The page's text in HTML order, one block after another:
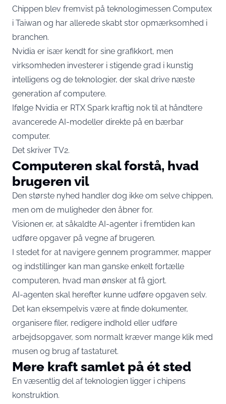
Chippen blev fremvist på teknologimessen Computex
i Taiwan og har allerede skabt stor opmærksomhed i
branchen.
Nvidia er især kendt for sine grafikkort, men
virksomheden investerer i stigende grad i kunstig
intelligens og de teknologier, der skal drive næste
generation af computere.
Ifølge Nvidia er RTX Spark kraftig nok til at håndtere
avancerede AI-modeller direkte på en bærbar
computer.
Det skriver TV2.
Computeren skal forstå, hvad
brugeren vil
Den største nyhed handler dog ikke om selve chippen,
men om de muligheder den åbner for.
Visionen er, at såkaldte AI-agenter i fremtiden kan
udføre opgaver på vegne af brugeren.
I stedet for at navigere gennem programmer, mapper
og indstillinger kan man ganske enkelt fortælle
computeren, hvad man ønsker at få gjort.
AI-agenten skal herefter kunne udføre opgaven selv.
Det kan eksempelvis være at finde dokumenter,
organisere filer, redigere indhold eller udføre
arbejdsopgaver, som normalt kræver mange klik med
musen og brug af tastaturet.
Mere kraft samlet på ét sted
En væsentlig del af teknologien ligger i chipens
konstruktion.